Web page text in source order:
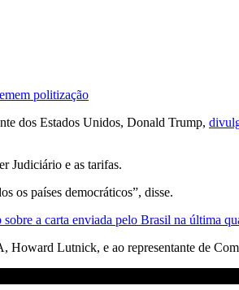
politização
dos Estados Unidos, Donald Trump,
Judiciário e as tarifas.
os países democráticos”, disse.
a carta enviada pelo Brasil na última
Lutnick, e ao representante de